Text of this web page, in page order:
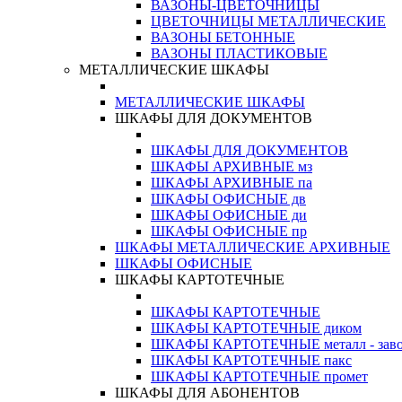
ВАЗОНЫ-ЦВЕТОЧНИЦЫ
ЦВЕТОЧНИЦЫ МЕТАЛЛИЧЕСКИЕ
ВАЗОНЫ БЕТОННЫЕ
ВАЗОНЫ ПЛАСТИКОВЫЕ
МЕТАЛЛИЧЕСКИЕ ШКАФЫ
МЕТАЛЛИЧЕСКИЕ ШКАФЫ
ШКАФЫ ДЛЯ ДОКУМЕНТОВ
ШКАФЫ ДЛЯ ДОКУМЕНТОВ
ШКАФЫ АРХИВНЫЕ мз
ШКАФЫ АРХИВНЫЕ па
ШКАФЫ ОФИСНЫЕ дв
ШКАФЫ ОФИСНЫЕ ди
ШКАФЫ ОФИСНЫЕ пр
ШКАФЫ МЕТАЛЛИЧЕСКИЕ АРХИВНЫЕ
ШКАФЫ ОФИСНЫЕ
ШКАФЫ КАРТОТЕЧНЫЕ
ШКАФЫ КАРТОТЕЧНЫЕ
ШКАФЫ КАРТОТЕЧНЫЕ диком
ШКАФЫ КАРТОТЕЧНЫЕ металл -
ШКАФЫ КАРТОТЕЧНЫЕ пакс
ШКАФЫ КАРТОТЕЧНЫЕ промет
ШКАФЫ ДЛЯ АБОНЕНТОВ